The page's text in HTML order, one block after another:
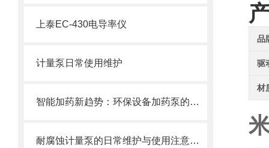
上泰EC-430电导率仪
计量泵日常使用维护
智能加药新趋势：环保设备加药泵的自动化与智能化
耐腐蚀计量泵的日常维护与使用注意事项
品
驱
材